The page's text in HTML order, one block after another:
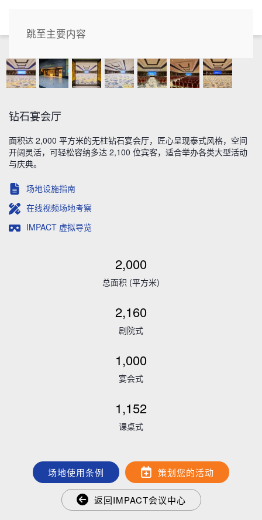
跳至主要内容
钻石宴会厅
面积达 2,000 平方米的无柱钻石宴会厅，匠心呈现泰式风格，空间
开阔灵活，可轻松容纳多达 2,100 位宾客，适合举办各类大型活动
与庆典。
场地设施指南
在线视频场地考察
IMPACT 虚拟导览
2,000
总面积 (平方米)
2,160
剧院式
1,000
宴会式
1,152
课桌式
场地使用条例 策划您的活动
返回IMPACT会议中心